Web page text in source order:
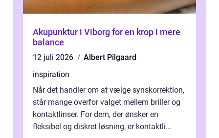
Akupunktur i Viborg for en krop i mere
balance
12 juli 2026
Albert Pilgaard
inspiration
Når det handler om at vælge synskorrektion,
står mange overfor valget mellem briller og
kontaktlinser. For dem, der ønsker en
fleksibel og diskret løsning, er kontaktli...